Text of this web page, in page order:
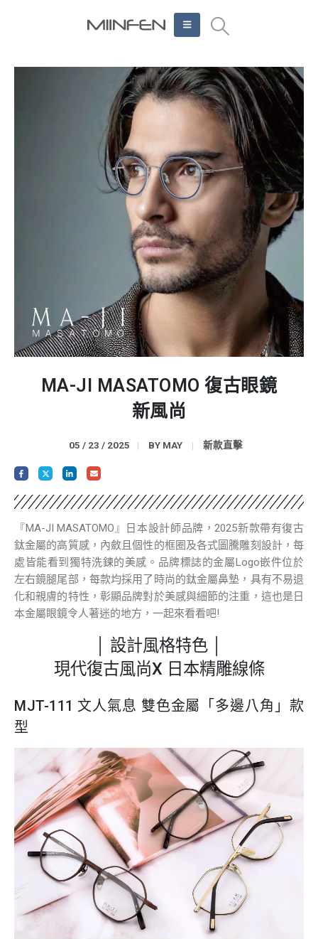
MA-JI MASATOMO 復古眼鏡
新風尚
05 / 23 / 2025 BY MAY 新款直擊
『MA-JI MASATOMO』日本設計師品牌，2025新款帶有復古
鈦金屬的高質感，內斂且個性的框圈及各式圖騰雕刻設計，每
處皆能看到獨特洗鍊的美感。品牌標誌的金屬Logo嵌件位於
左右鏡腿尾部，每款均採用了時尚的鈦金屬鼻墊，具有不易退
化和親膚的特性，彰顯品牌對於美感與細節的注重，這也是日
本金屬眼鏡令人著迷的地方，一起來看看吧!
│ 設計風格特色 │
現代復古風尚X 日本精雕線條
MJT-111 文人氣息 雙色金屬「多邊八角」款
型